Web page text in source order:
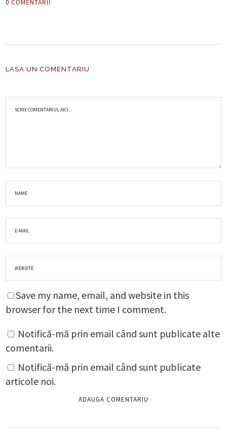
0 COMENTARII
LASA UN COMENTARIU
Save my name, email, and website in this
browser for the next time I comment.
Notifică-mă prin email când sunt publicate alte
comentarii.
Notifică-mă prin email când sunt publicate
articole noi.